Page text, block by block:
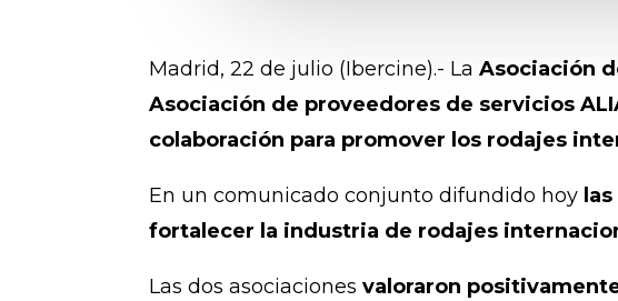
Madrid, 22 de julio (Ibercine).- LaAsociación
Asociación de proveedores de servicios
colaboración para promover los rodajes
En un comunicado conjunto difundido hoy
fortalecer la industria de rodajes
Las dos asociacionesvaloraron